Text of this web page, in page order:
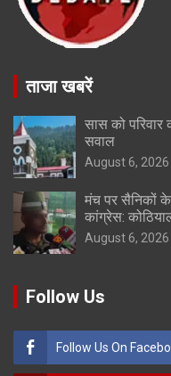
ताजा खबरें
सास को परिवार
सवाल
August 6, 2026
मंच पर सैनिकों के
कांग्रेस:
August 6, 2026
Follow Us
Follow Us On